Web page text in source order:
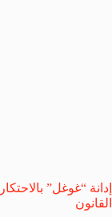
إدانة “غوغل”
القانون